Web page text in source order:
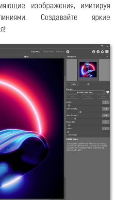
изображения, имитируя
Создавайте яркие